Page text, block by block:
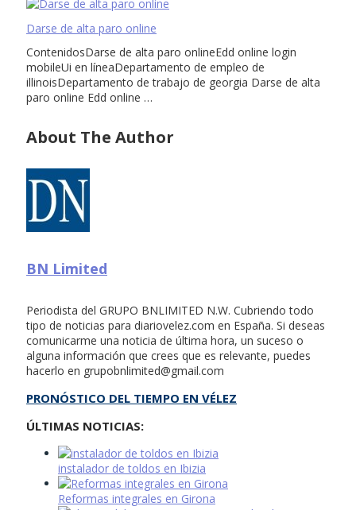
Darse de alta paro online
ContenidosDarse de alta paro onlineEdd online login
mobileUi en líneaDepartamento de empleo de
illinoisDepartamento de trabajo de georgia Darse de alta
paro online Edd online …
About The Author
BN Limited
Periodista del GRUPO BNLIMITED N.W. Cubriendo todo
tipo de noticias para diariovelez.com en España. Si deseas
comunicarme una noticia de última hora, un suceso o
alguna información que crees que es relevante, puedes
hacerlo en grupobnlimited@gmail.com
PRONÓSTICO DEL TIEMPO EN VÉLEZ
ÚLTIMAS NOTICIAS:
instalador de toldos en Ibizia
Reformas integrales en Girona